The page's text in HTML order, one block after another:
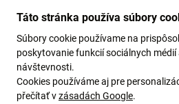
Otvorené každý deň
Naše 3 pobočky otvorené 9:00 -
Servisná centrála otvorená 9:00
Záruka kvality
Táto stránka používa súbory
Súbory cookie používame na
poskytovanie funkcií sociálnych médií
návštevnosti.
Cookies používáme aj pre
přečítať vzásadách Google.